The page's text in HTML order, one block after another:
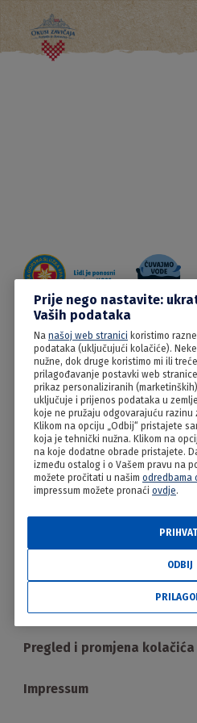
09.06.2022
Zlevanka
Pregled i promjena kolačića
Impressum
Prije nego nastavite:
Vaših podataka
Na našoj web stranici koristimo
podataka (uključujući kolačiće).
nužne, dok druge koristimo mi ili
prilagođavanje postavki web
prikaz personaliziranih
uključuje i prijenos podataka u
koje ne pružaju odgovarajuću
Klikom na opciju „Odbij“ pristajete
koja je tehnički nužna. Klikom na
na koje dodatne obrade pristajete.
između ostalog i o Vašem pravu na
možete pročitati u našim odredbama
impressum možete pronaći ovdje.
ODBIJ